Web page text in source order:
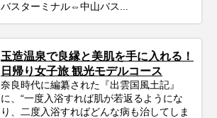
バスターミナル⇔中山バス...
玉造温泉で良縁と美肌を手に入れる！
日帰り女子旅 観光モデルコース
奈良時代に編纂された『出雲国風土記』
に、“一度入浴すれば肌が若返るようにな
り、二度入浴すればどんな病も治してしま